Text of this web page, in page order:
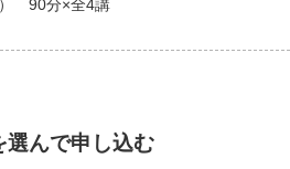
） 90分×全4講
選んで申し込む